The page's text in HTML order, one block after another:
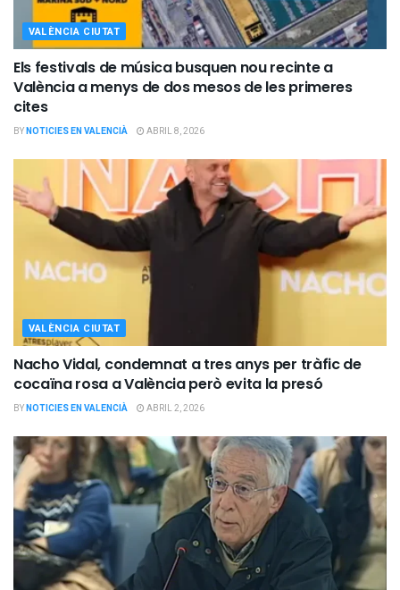
VALÈNCIA CIUTAT
Els festivals de música busquen nou recinte a
València a menys de dos mesos de les primeres
cites
BYNOTICIES EN VALENCIÀ ABRIL 8, 2026
VALÈNCIA CIUTAT
Nacho Vidal, condemnat a tres anys per tràfic de
cocaïna rosa a València però evita la presó
BYNOTICIES EN VALENCIÀ ABRIL 2, 2026